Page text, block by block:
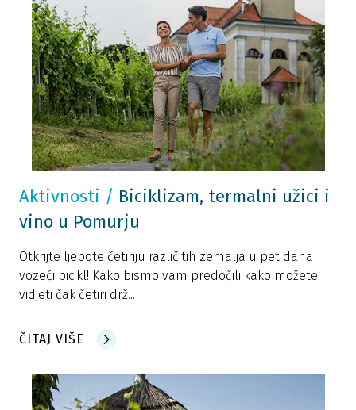
Aktivnosti / Biciklizam, termalni užici i
vino u Pomurju
Otkrijte ljepote četiriju različitih zemalja u pet dana
vozeći bicikl! Kako bismo vam predočili kako možete
vidjeti čak četiri drž...
ČITAJ VIŠE